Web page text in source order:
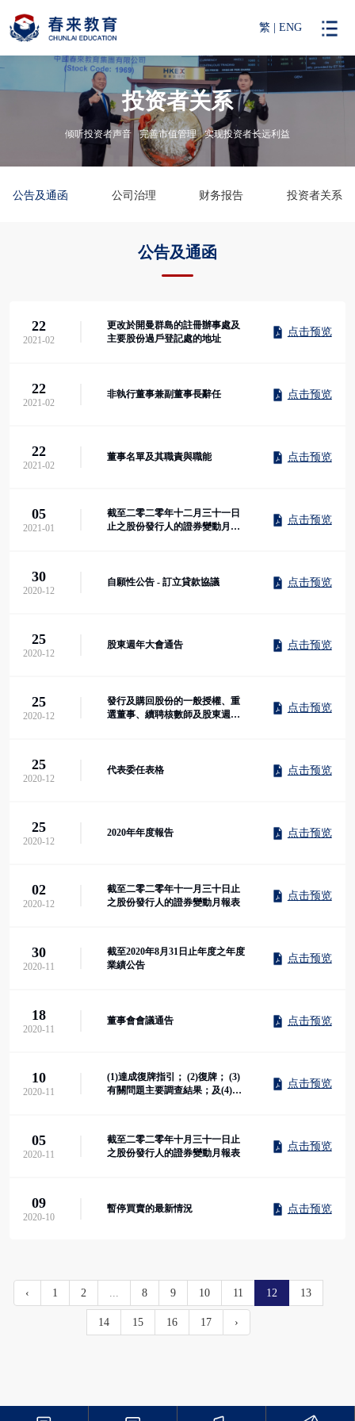
繁 ENG
投资者关系
倾听投资者声音 完善市值管理 实现投资者长远利益
公告及通函 公司治理 财务报告 投资者关系
公告及通函
22
2021-02
更改於開曼群島的註冊辦事處及
主要股份過戶登記處的地址
点击预览
22
2021-02
非執行董事兼副董事長辭任 点击预览
22
2021-02
董事名單及其職責與職能 点击预览
05
2021-01
截至二零二零年十二月三十一日
止之股份發行人的證券變動月報
点击预览
30
2020-12
自願性公告 - 訂立貸款協議 点击预览
25
2020-12
股東週年大會通告 点击预览
25
2020-12
發行及購回股份的一般授權、重
選董事、續聘核數師及股東週年
点击预览
25
2020-12
代表委任表格 点击预览
25
2020-12
2020年年度報告 点击预览
02
2020-12
截至二零二零年十一月三十日止
之股份發行人的證券變動月報表
点击预览
30
2020-11
截至2020年8月31日止年度之年度
業績公告
点击预览
18
2020-11
董事會會議通告 点击预览
10
2020-11
(1)達成復牌指引； (2)復牌； (3)
有關問題主要調查結果；及(4)內
点击预览
05
2020-11
截至二零二零年十月三十一日止
之股份發行人的證券變動月報表
点击预览
09
2020-10
暫停買賣的最新情況 点击预览
‹ 1 2 ... 8 9 10 11 12 13
14 15 16 17 ›